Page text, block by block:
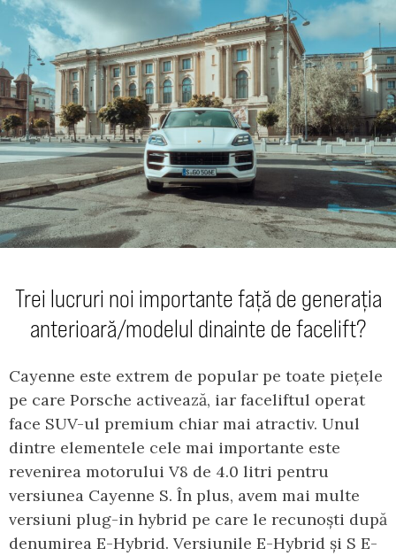
Trei lucruri noi importante față de generația
anterioară/modelul dinainte de facelift?
Cayenne este extrem de popular pe toate piețele
pe care Porsche activează, iar faceliftul operat
face SUV-ul premium chiar mai atractiv. Unul
dintre elementele cele mai importante este
revenirea motorului V8 de 4.0 litri pentru
versiunea Cayenne S. În plus, avem mai multe
versiuni plug-in hybrid pe care le recunoști după
denumirea E-Hybrid. Versiunile E-Hybrid și S E-